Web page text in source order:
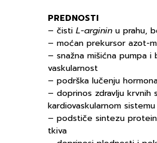
PREDNOSTI
– čisti L-argininu prahu,
– moćan prekursor azot-
– snažna mišićna pumpa i
vaskularnost
– podrška lučenju
– doprinos zdravlju krvnih
kardiovaskularnom sistemu
– podstiče sintezu
tkiva